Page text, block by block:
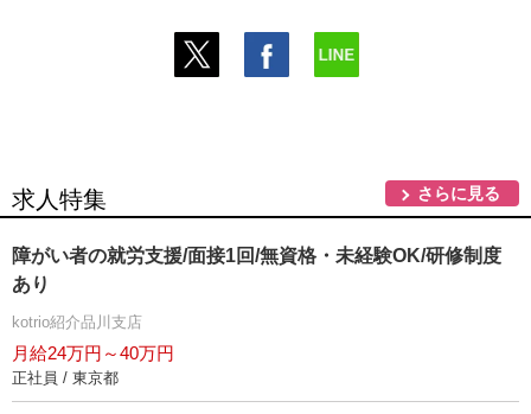
求人特集 さらに見る
障がい者の就労支援/面接1回/無資格・未経験OK/研修制度
あり
kotrio紹介品川支店
月給24万円～40万円
正社員 / 東京都